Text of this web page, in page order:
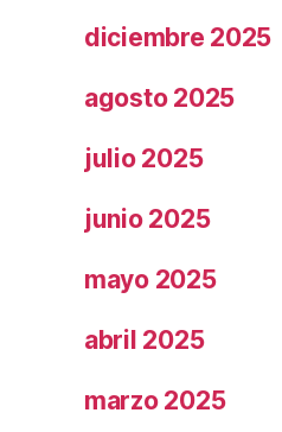
diciembre 2025
agosto 2025
julio 2025
junio 2025
mayo 2025
abril 2025
marzo 2025